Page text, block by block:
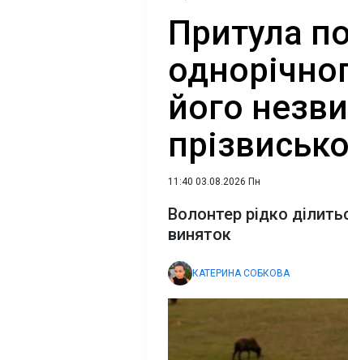
Притула
його
прізвисько
11:40 03.08.2026 Пн
Волонтер рідко
виняток
КАТЕРИНА СОБКОВА